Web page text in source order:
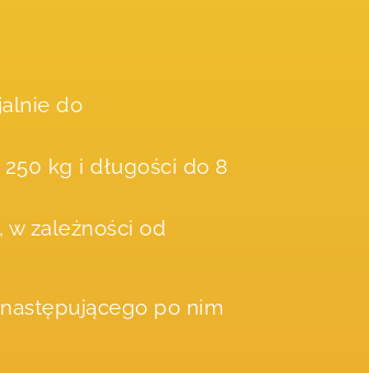
do
kg i długości do 8
w zależności od
po nim